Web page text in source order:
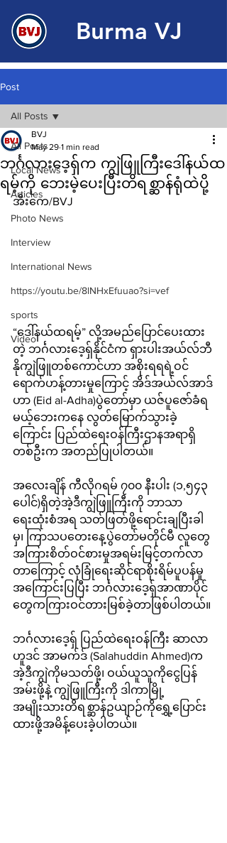
Burma VJ
Post
All Posts
Local News
Articles
Photo News
Interview
International News
https://youtu.be/8lNHxEfuuao?si=vef
sports
Video
All Posts
ဘင်္ဂလားဒေ့ရှ်က ကျွဲဖြူကြီးဒေါ်နယ်ထ
ရမ့်ကို ဘေးမဲ့ပေးပြီးတိရစ္ဆာန်ရုံထဲပို့
BVJ
May 29 1 min read
အီးကေ/BVJ
“ဒေါ်နယ်ထရမ့်” လို့အမည်ပြောင်ပေးထား
တဲ့ ဘင်္ဂလားဒေ့ရှ်နိုင်ငံက ရှားပါးအယ်လ်ဘီ
နိုကျွဲဖြူတစ်ကောင်ဟာ အစိုးရရရဲ့ဝင်
ရောက်ဟန့်တားမှုကြောင့် အိဒ်အယ်လ်အာဒ်
ဟာ (Eid al-Adha)ပွဲတော်မှာ ယဇ်ပူဇော်ခံရ
မယ့်ဘေးကနေ လွတ်မြောက်သွားခဲ့
ကြောင်း ပြည်ထဲရေးဝန်ကြီးဌာနအရာရှိ
တစ်ဦးက အတည်ပြုပါတယ်။
အလေးချိန် ကီလိုဂရမ် ၇၀၀ နီးပါး (၁,၅၄၃
ပေါင်)ရှိတဲ့အဲ့ဒီကျွဲဖြူကြီးကို ဘာသာ
ရေးထုံးစံအရ သတ်ဖြတ်ဖို့ရောင်းချပြီးခါ
မှ၊ ကြာသပတေးနေ့ပွဲတော်မတိုင်မီ လူတွေ
အကြားစိတ်ဝင်စားမှုအရမ်းမြင့်တက်လာ
တာကြောင့် လုံခြုံရေးဆိုင်ရာစိုးရိမ်ပူပန်မှု
အကြောင်းပြပြီး ဘင်္ဂလားဒေ့ရှ်အာဏာပိုင်
တွေကကြားဝင်တားမြစ်ခဲ့တာဖြစ်ပါတယ်။
ဘင်္ဂလားဒေ့ရှ် ပြည်ထဲရေးဝန်ကြီး ဆာလာ
ဟူဒင် အာမက်ဒ် (Salahuddin Ahmed)က
အဲ့ဒီကျွဲကိုမသတ်ဖို့၊ ဝယ်ယူသူကိုငွေပြန်
အမ်းဖို့နဲ့ ကျွဲဖြူကြီးကို ဒါကာမြို့
အမျိုးသားတိရစ္ဆာန်ဥယျာဉ်ကိုရွှေ့ပြောင်း
ထားဖို့အမိန့်ပေးခဲ့ပါတယ်။